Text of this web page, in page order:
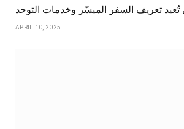
تعريف السفر الميسّر وخدمات التوحد
APRIL 10, 2025